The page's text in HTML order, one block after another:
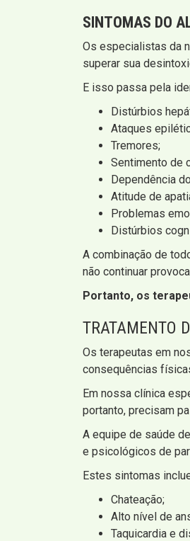
SINTOMAS DO
Os especialistas da
superar sua
E isso passa pela
Distúrbios
Ataques
Tremores;
Sentimento de
Dependência
Atitude de
Problemas
Distúrbios
A combinação de
não continuar
Portanto, os
TRATAMENTO
Os terapeutas em
consequências
Em nossa clínica
portanto, precisam
A equipe de saúde
e psicológicos de
Estes sintomas
Chateação;
Alto nível de
Taquicardia e